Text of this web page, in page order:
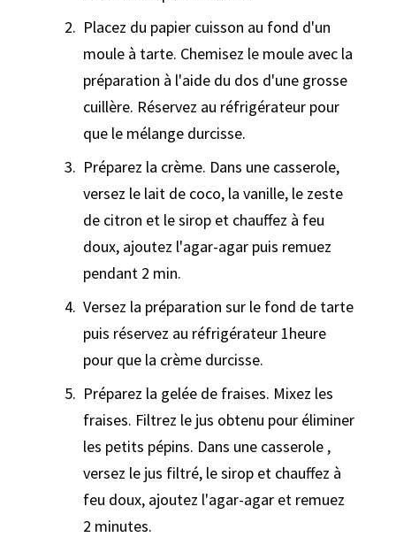
Placez du papier cuisson au fond d'un
moule à tarte. Chemisez le moule avec la
préparation à l'aide du dos d'une grosse
cuillère. Réservez au réfrigérateur pour
que le mélange durcisse.
Préparez la crème. Dans une casserole,
versez le lait de coco, la vanille, le zeste
de citron et le sirop et chauffez à feu
doux, ajoutez l'agar-agar puis remuez
pendant 2 min.
Versez la préparation sur le fond de tarte
puis réservez au réfrigérateur 1heure
pour que la crème durcisse.
Préparez la gelée de fraises. Mixez les
fraises. Filtrez le jus obtenu pour éliminer
les petits pépins. Dans une casserole ,
versez le jus filtré, le sirop et chauffez à
feu doux, ajoutez l'agar-agar et remuez
2 minutes.